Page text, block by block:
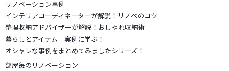
リノベーション事例
インテリアコーディネーターが解説！リノベのコツ
整理収納アドバイザーが解説！おしゃれ収納術
暮らしとアイテム｜実例に学ぶ！
オシャレな事例をまとめてみましたシリーズ！
部屋毎のリノベーション